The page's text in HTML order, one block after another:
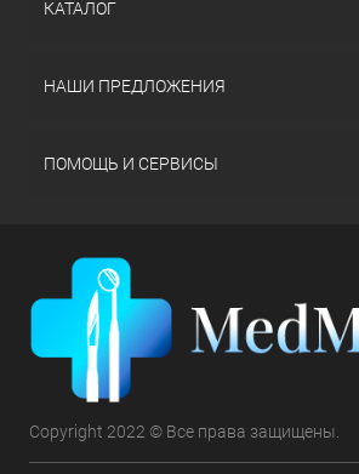
КАТАЛОГ
НАШИ ПРЕДЛОЖЕНИЯ
ПОМОЩЬ И СЕРВИСЫ
Copyright 2022 © Все права защищены.